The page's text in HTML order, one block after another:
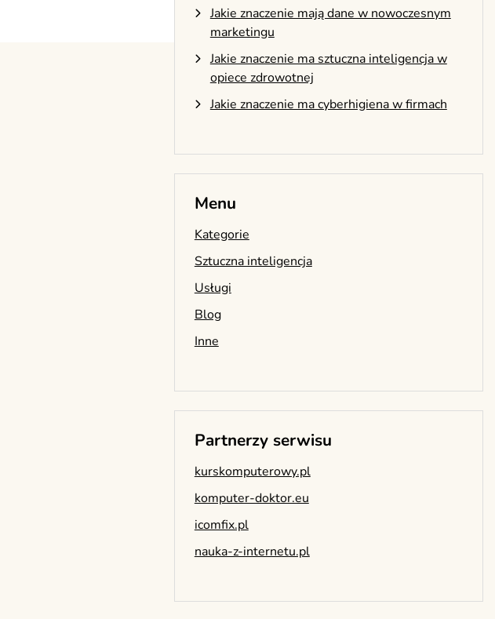
Jakie znaczenie mają dane w nowoczesnym
marketingu
Jakie znaczenie ma sztuczna inteligencja w
opiece zdrowotnej
Jakie znaczenie ma cyberhigiena w firmach
Menu
Kategorie
Sztuczna inteligencja
Usługi
Blog
Inne
Partnerzy serwisu
kurskomputerowy.pl
komputer-doktor.eu
icomfix.pl
nauka-z-internetu.pl